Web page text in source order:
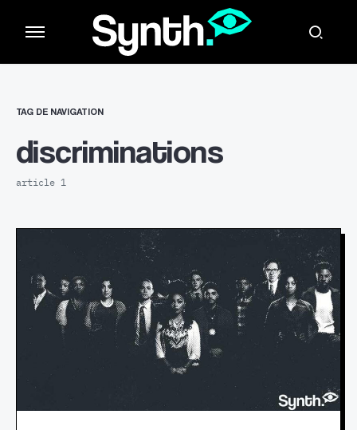
TAG DE NAVIGATION
discriminations
article 1